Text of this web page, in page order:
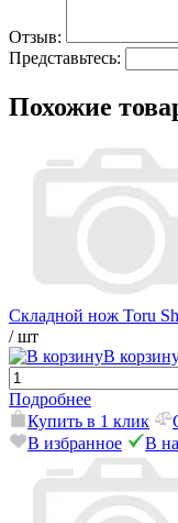
Отзыв:
Представьтесь:
Похожие
Складной нож Toru
/ шт
В
Подробнее
Купить в 1 клик
В избранное
В